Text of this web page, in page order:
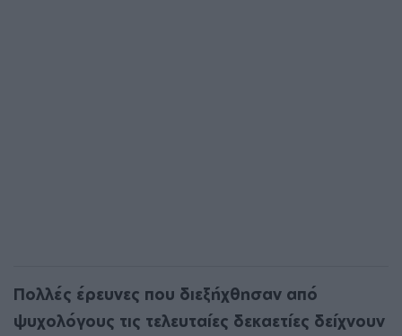
Πολλές έρευνες που διεξήχθησαν από
ψυχολόγους τις τελευταίες δεκαετίες δείχνουν